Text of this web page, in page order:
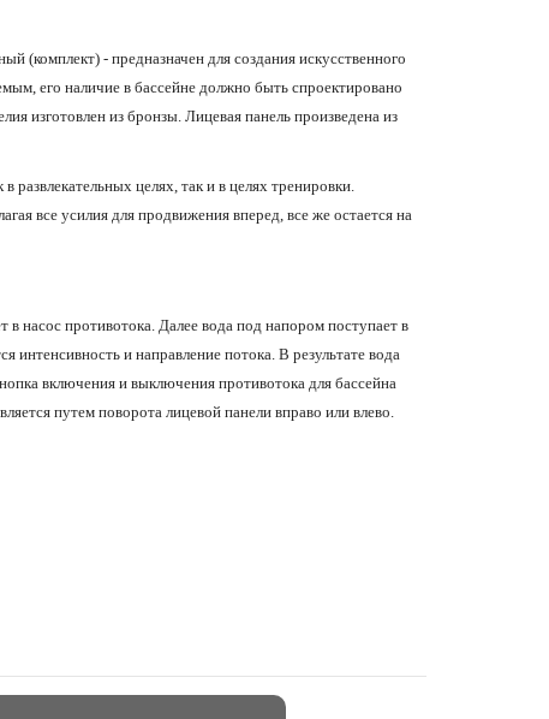
(комплект) - предназначен для создания искусственного
его наличие в бассейне должно быть спроектировано
изготовлен из бронзы. Лицевая панель произведена из
развлекательных целях, так и в целях тренировки.
все усилия для продвижения вперед, все же остается на
насос противотока. Далее вода под напором поступает в
интенсивность и направление потока. В результате вода
включения и выключения противотока для бассейна
путем поворота лицевой панели вправо или влево.